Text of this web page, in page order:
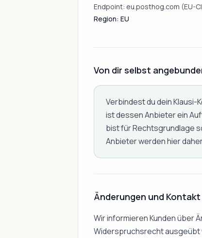
Endpoint: eu.posthog.com (EU-
Region: EU
Von dir selbst
Verbindest du dein Klausi-
ist dessen Anbieter ein
bist für Rechtsgrundlage
Anbieter werden hier
Änderungen und Kontakt
Wir informieren Kunden über
Widerspruchsrecht